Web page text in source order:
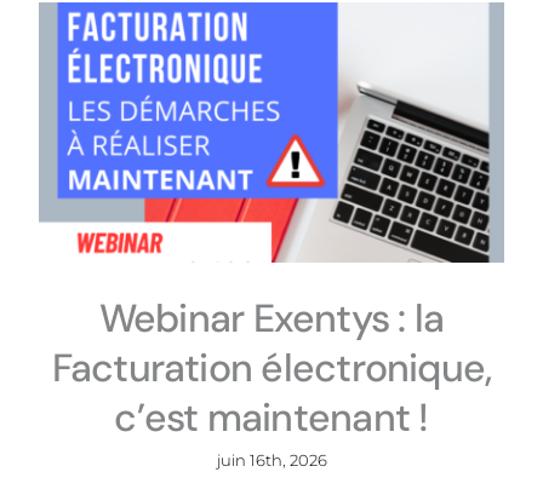
Webinar Exentys : la
Facturation électronique,
c’est maintenant !
juin 16th, 2026